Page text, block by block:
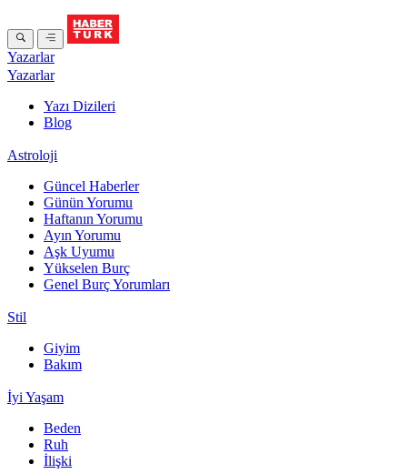
Yazarlar
Yazarlar
Yazı Dizileri
Blog
Astroloji
Güncel Haberler
Günün Yorumu
Haftanın Yorumu
Ayın Yorumu
Aşk Uyumu
Yükselen Burç
Genel Burç Yorumları
Stil
Giyim
Bakım
İyi Yaşam
Beden
Ruh
İlişki